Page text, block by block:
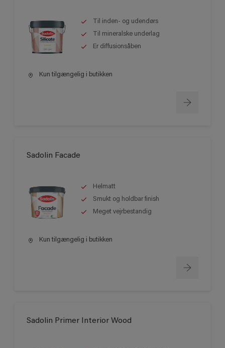
Til inden- og udendørs
Til mineralske underlag
Er diffusionsåben
Kun tilgængelig i butikken
Sadolin Facade
Helmatt
Smukt og holdbar finish
Meget vejrbestandig
Kun tilgængelig i butikken
Sadolin Primer Interior Wood